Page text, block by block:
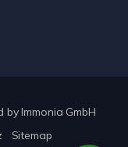
byImmonia GmbH
Sitemap